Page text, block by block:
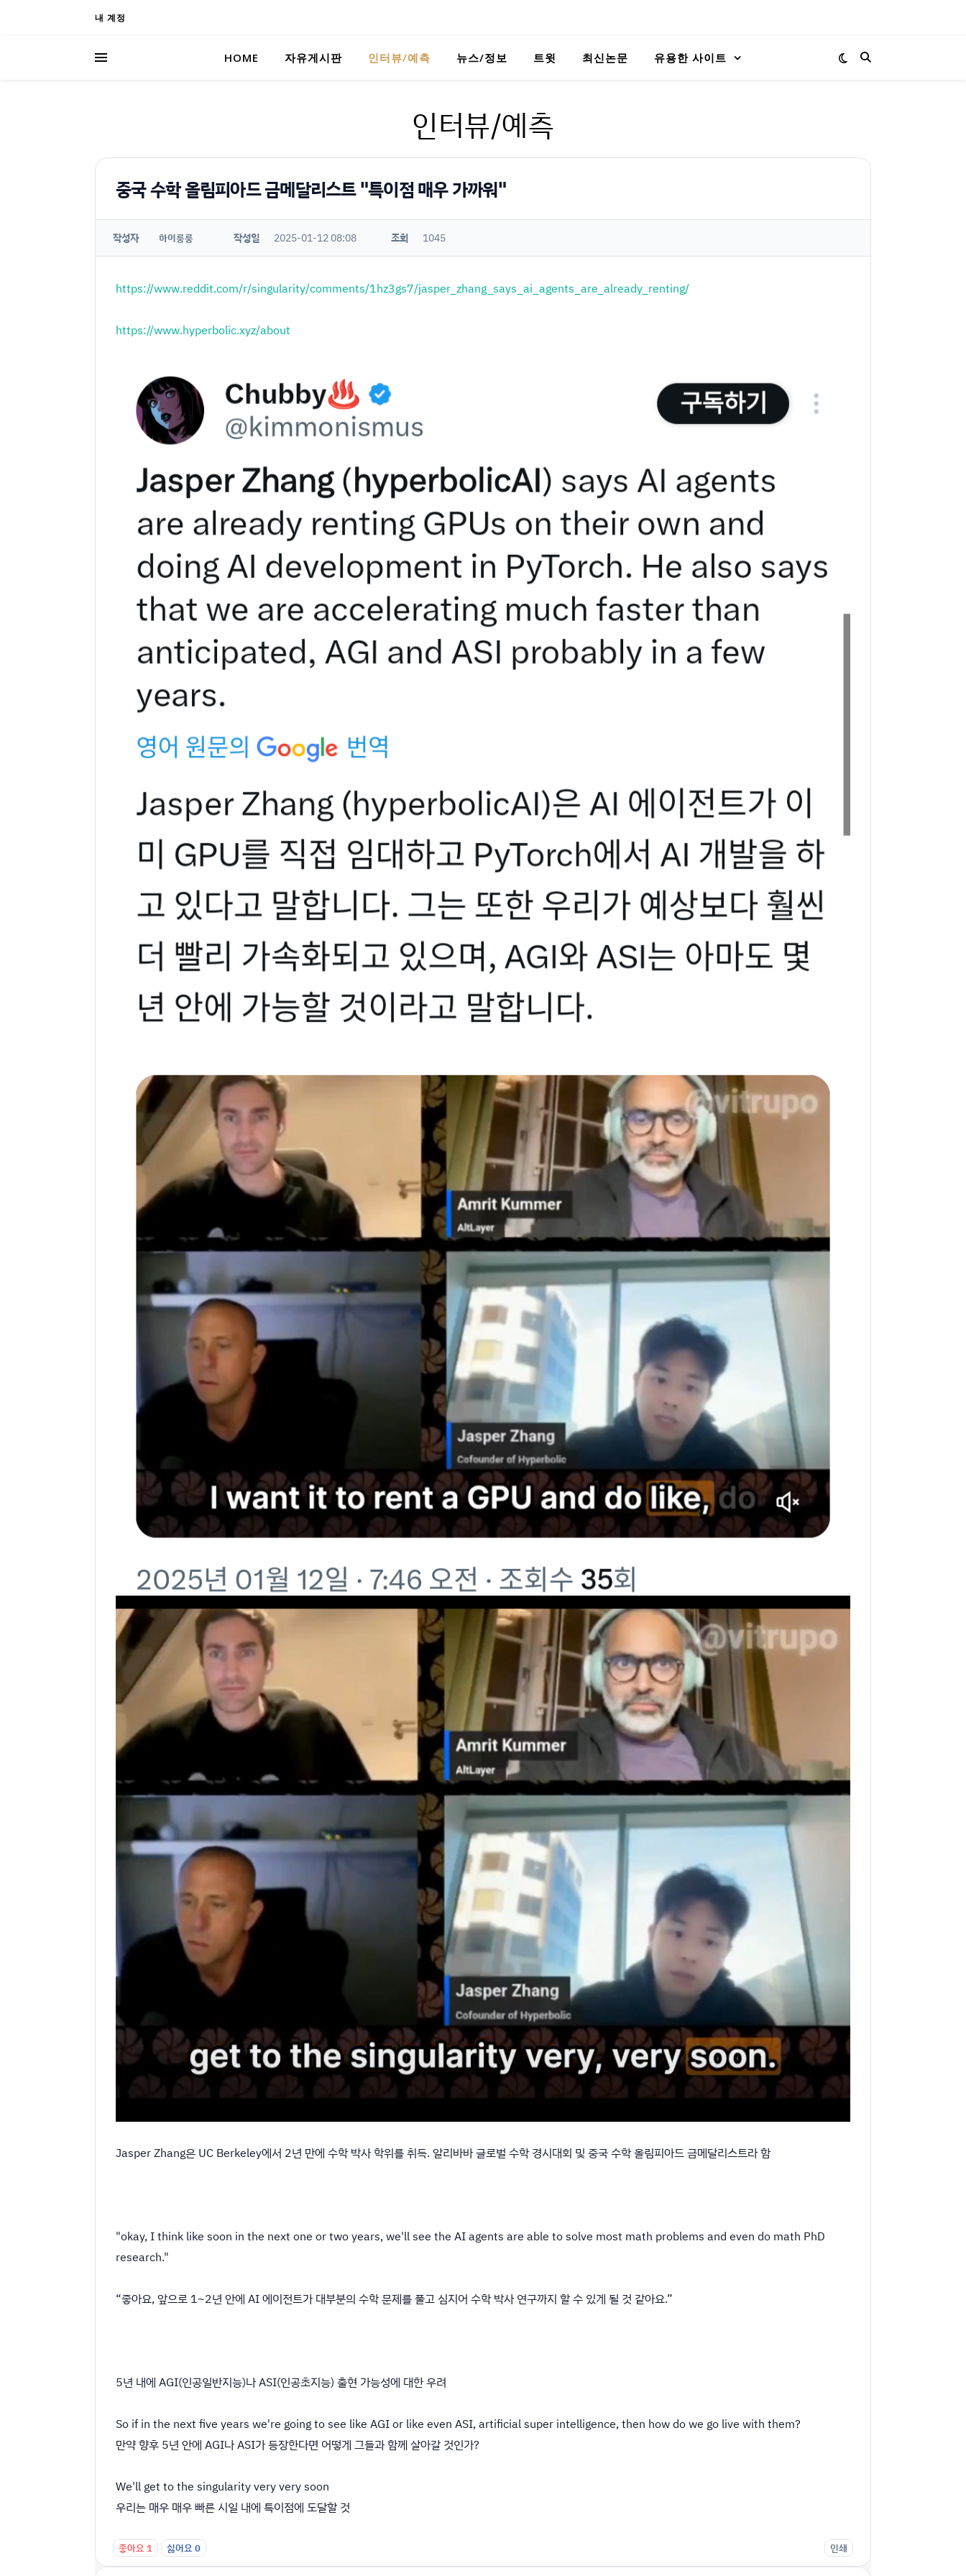
내 계정
HOME 자유게시판 인터뷰/예측 뉴스/정보 트윗 최신논문 유용한 사이트
인터뷰/예측
중국 수학 올림피아드 금메달리스트 "특이점 매우 가까워"
작성자 하이룽룽 작성일 2025-01-12 08:08 조회 1045
https://www.reddit.com/r/singularity/comments/1hz3gs7/jasper_zhang_says_ai_agents_are_already_renting/
https://www.hyperbolic.xyz/about
Jasper Zhang은 UC Berkeley에서 2년 만에 수학 박사 학위를 취득. 알리바바 글로벌 수학 경시대회 및 중국 수학 올림피아드 금메달리스트라 함
"okay, I think like soon in the next one or two years, we'll see the AI agents are able to solve most math problems and even do math PhD
research."
“좋아요, 앞으로 1~2년 안에 AI 에이전트가 대부분의 수학 문제를 풀고 심지어 수학 박사 연구까지 할 수 있게 될 것 같아요.”
5년 내에 AGI(인공일반지능)나 ASI(인공초지능) 출현 가능성에 대한 우려
So if in the next five years we're going to see like AGI or like even ASI, artificial super intelligence, then how do we go live with them?
만약 향후 5년 안에 AGI나 ASI가 등장한다면 어떻게 그들과 함께 살아갈 것인가?
We'll get to the singularity very very soon
우리는 매우 매우 빠른 시일 내에 특이점에 도달할 것
좋아요1 싫어요0 인쇄